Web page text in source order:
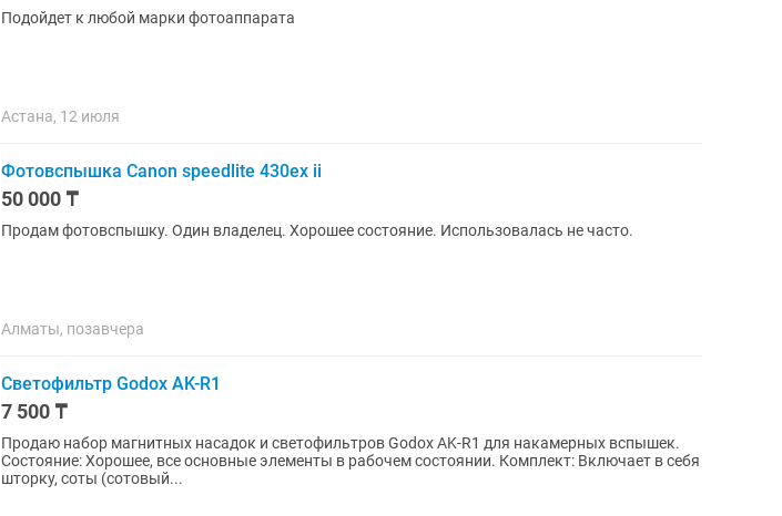
Подойдет к любой марки фотоаппарата
Астана, 12 июля
Фотовспышка Canon speedlite 430ex ii
50 000 ₸
Продам фотовспышку. Один владелец. Хорошее состояние. Использовалась не часто.
Алматы, позавчера
Светофильтр Godox AK-R1
7 500 ₸
Продаю набор магнитных насадок и светофильтров Godox AK-R1 для накамерных вспышек.
Состояние: Хорошее, все основные элементы в рабочем состоянии. Комплект: Включает в себя
шторку, соты (сотовый...